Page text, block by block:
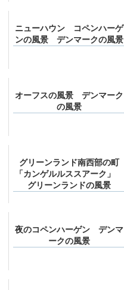
ニューハウン コペンハーゲ
ンの風景 デンマークの風景
オーフスの風景 デンマーク
の風景
グリーンランド南西部の町
「カンゲルルススアーク」
グリーンランドの風景
夜のコペンハーゲン デンマ
ークの風景